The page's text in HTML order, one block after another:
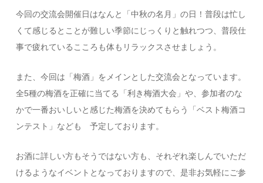
今回の交流会開催日はなんと「中秋の名月」の日！普段は忙し
くて感じるとことが難しい季節にじっくりと触れつつ、普段仕
事で疲れているこころも体もリラックスさせましょう。
また、今回は「梅酒」をメインとした交流会となっています。
全5種の梅酒を正確に当てる「利き梅酒大会」や、参加者のな
かで一番おいしいと感じた梅酒を決めてもらう「ベスト梅酒コ
ンテスト」なども 予定しております。
お酒に詳しい方もそうではない方も、それぞれ楽しんでいただ
けるようなイベントとなっておりますので、是非お気軽にご参